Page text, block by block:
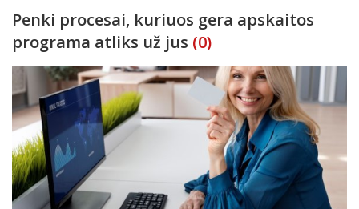
Penki procesai, kuriuos gera apskaitos
programa atliks už jus (0)